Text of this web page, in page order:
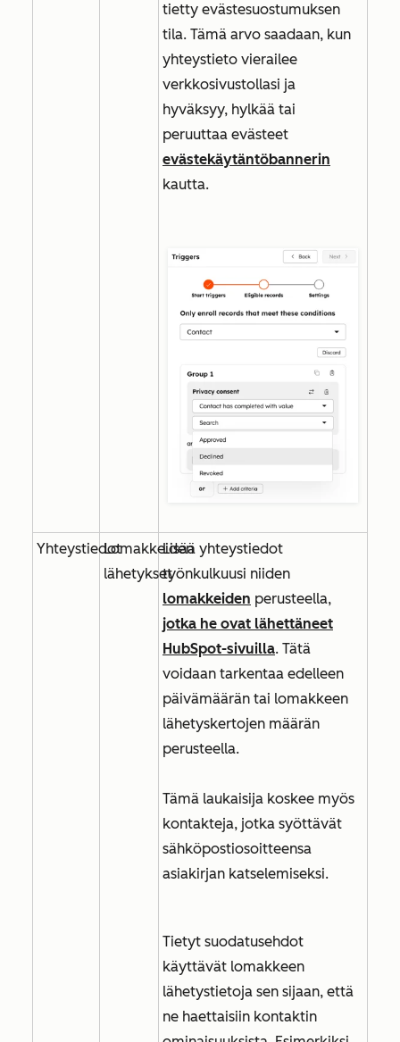
tietty evästesuostumuksen
tila. Tämä arvo saadaan, kun
yhteystieto vierailee
verkkosivustollasi ja
hyväksyy, hylkää tai
peruuttaa evästeet
evästekäytäntöbannerin
kautta.
YhteystiedotLomakkeiden
lähetykset
Lisää yhteystiedot
työnkulkuusi niiden
lomakkeiden perusteella,
jotka he ovat lähettäneet
HubSpot-sivuilla. Tätä
voidaan tarkentaa edelleen
päivämäärän tai lomakkeen
lähetyskertojen määrän
perusteella.
Tämä laukaisija koskee myös
kontakteja, jotka syöttävät
sähköpostiosoitteensa
asiakirjan katselemiseksi.
Tietyt suodatusehdot
käyttävät lomakkeen
lähetystietoja sen sijaan, että
ne haettaisiin kontaktin